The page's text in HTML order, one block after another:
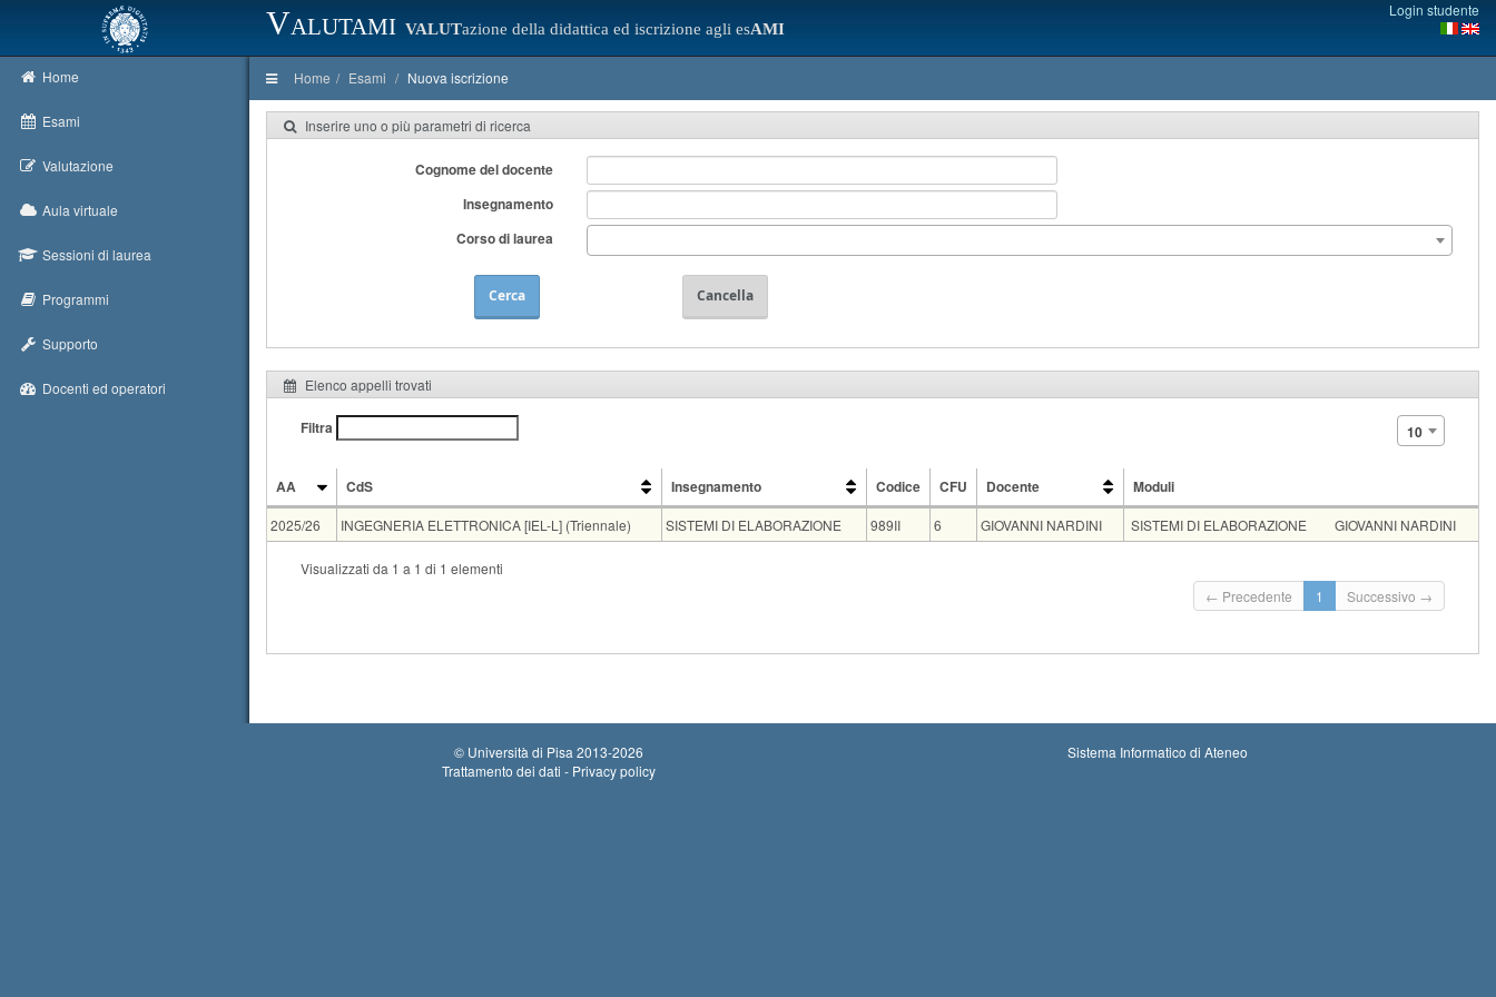
Valutami VALUTazione della didattica ed iscrizione agli esAMI
Login studente
Home
Esami
Valutazione
Aula virtuale
Sessioni di laurea
Programmi
Supporto
Docenti ed operatori
Home Esami Nuova iscrizione
Inserire uno o più parametri di ricerca
Cognome del docente
Insegnamento
Corso di laurea
Cerca Cancella
Elenco appelli trovati
Filtra 10
AA CdS Insegnamento Codice CFU Docente
Moduli
AA
CdS Insegnamento Codice Docente Moduli
2025/26 INGEGNERIA ELETTRONICA [IEL-L] (Triennale) SISTEMI DI ELABORAZIONE 989II 6 GIOVANNI NARDINI SISTEMI DI ELABORAZIONE GIOVANNI NARDINI
Mutuazione
INGEGNERIA DELLE TELECOMUNICAZIONI [ITC-L]
Visualizzati da 1 a 1 di 1 elementi
← Precedente
1 Successivo →
© Università di Pisa 2013-2026
Trattamento dei dati - Privacy policy
Sistema Informatico di Ateneo